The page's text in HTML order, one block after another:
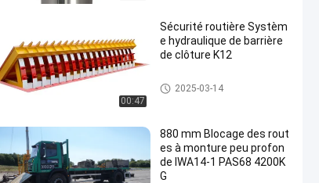
00:47
Sécurité routière Systèm
e hydraulique de barrière
de clôture K12
Autres2025-03-14
880 mm Blocage des rout
es à monture peu profon
de IWA14-1 PAS68 4200K
G